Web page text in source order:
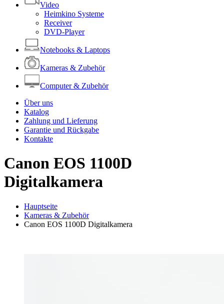
Video
Heimkino Systeme
Receiver
DVD-Player
Notebooks & Laptops
Kameras & Zubehör
Computer & Zubehör
Über uns
Katalog
Zahlung und Lieferung
Garantie und Rückgabe
Kontakte
Canon EOS 1100D
Digitalkamera
Hauptseite
Kameras & Zubehör
Canon EOS 1100D Digitalkamera